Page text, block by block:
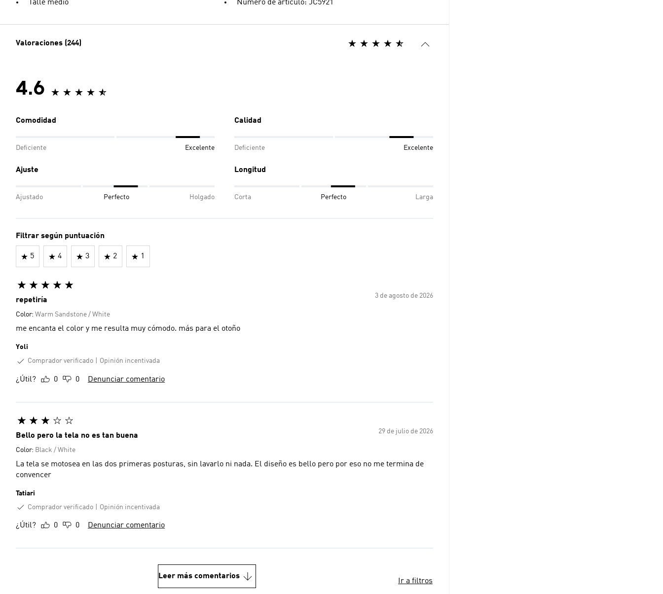
Talle medio Número de artículo: JC5921
Valoraciones (244)
4.6
Comodidad
Deficiente Excelente
Calidad
Deficiente Excelente
Ajuste
Ajustado Perfecto Holgado
Longitud
Corta Perfecto Larga
Filtrar según puntuación
5 4 3 2 1
3 de agosto de 2026
repetiría
Color: Warm Sandstone / White
me encanta el color y me resulta muy cómodo. más para el otoño
Yoli
Comprador verificado
Opinión incentivada
¿Útil? 0 0 Denunciar comentario
29 de julio de 2026
Bello pero la tela no es tan buena
Color: Black / White
La tela se motosea en las dos primeras posturas, sin lavarlo ni nada. El diseño es bello pero por eso no me termina de
convencer
Tatiari
Comprador verificado
Opinión incentivada
¿Útil? 0 0 Denunciar comentario
Leer más comentarios
Ir a filtros